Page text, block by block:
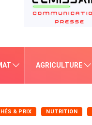
AGRICULTURE
& PRIX NUTRITION